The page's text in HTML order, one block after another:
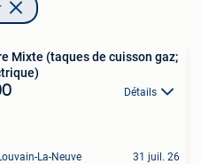
Mixte (taques de cuisson gaz;
Détails
La-Neuve 31 juil. 26